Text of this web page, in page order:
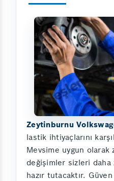
Zeytinburnu
lastik ihtiyaçlarını
Mevsime uygun olarak
değişimler sizleri daha
hazır tutacaktır.